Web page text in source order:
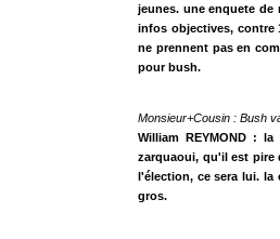
jeunes. une enquete
infos objectives, contre
ne prennent pas en
pour bush.
Monsieur+Cousin : Bush
William REYMOND :
zarquaoui, qu'il est pire
l'élection, ce sera lui. la
gros.